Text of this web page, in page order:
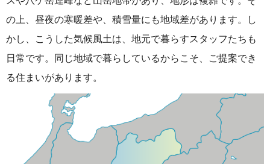
の上、昼夜の寒暖差や、積雪量にも地域差があります。し
かし、こうした気候⾵⼟は、地元で暮らすスタッフたちも
⽇常です。同じ地域で暮らしているからこそ、ご提案でき
る住まいがあります。